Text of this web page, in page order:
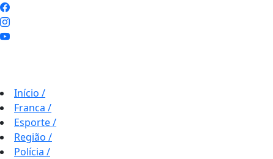
Início /
Franca /
Esporte/
Região /
Polícia /